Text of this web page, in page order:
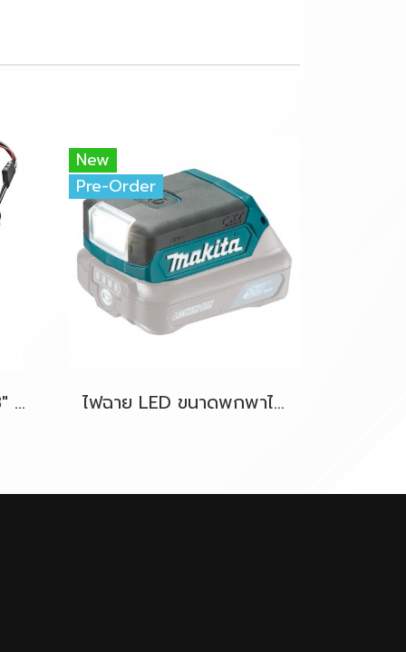
รถเข็นตัดหญ้าไร้สาย 18" 36V-BL (18Vx2) MAKITA DLM460Z ตัวเครื่องเปล่า
New
Pre-Order
ไฟฉาย LED ขนาดพกพาไร้สาย 12V MAKITA ML103 ตัวเครื่องเปล่า